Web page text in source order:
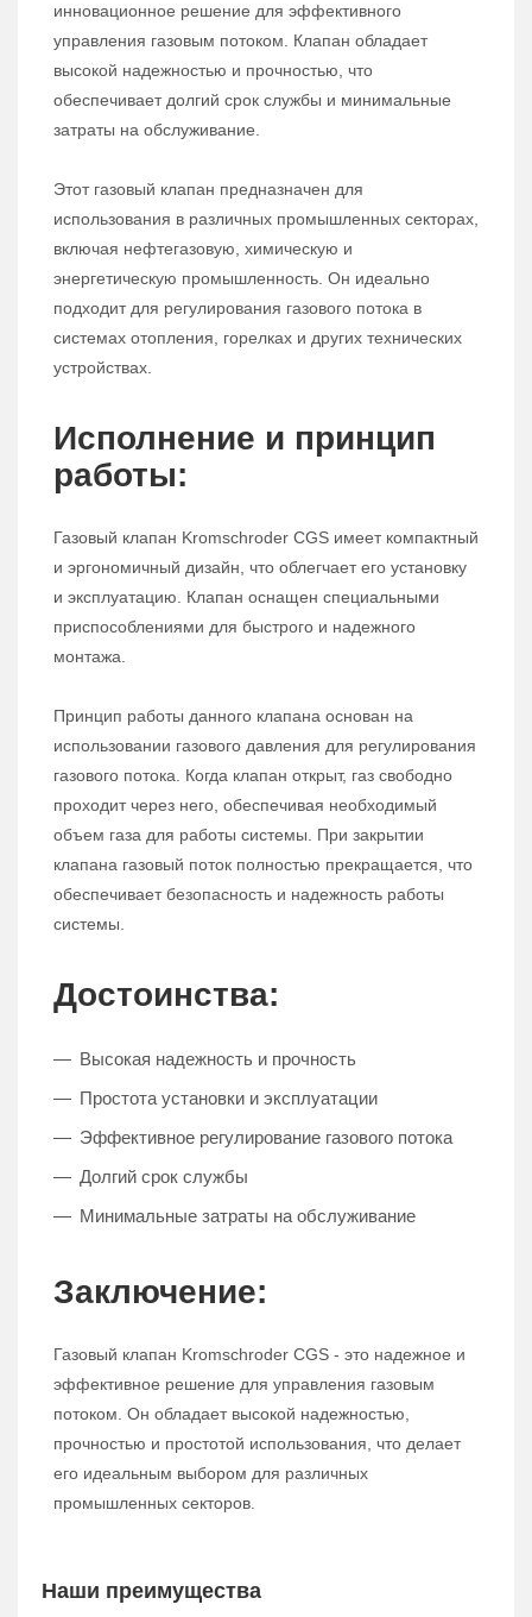
инновационное решение для эффективного
управления газовым потоком. Клапан обладает
высокой надежностью и прочностью, что
обеспечивает долгий срок службы и минимальные
затраты на обслуживание.
Этот газовый клапан предназначен для
использования в различных промышленных секторах,
включая нефтегазовую, химическую и
энергетическую промышленность. Он идеально
подходит для регулирования газового потока в
системах отопления, горелках и других технических
устройствах.
Исполнение и принцип
работы:
Газовый клапан Kromschroder CGS имеет компактный
и эргономичный дизайн, что облегчает его установку
и эксплуатацию. Клапан оснащен специальными
приспособлениями для быстрого и надежного
монтажа.
Принцип работы данного клапана основан на
использовании газового давления для регулирования
газового потока. Когда клапан открыт, газ свободно
проходит через него, обеспечивая необходимый
объем газа для работы системы. При закрытии
клапана газовый поток полностью прекращается, что
обеспечивает безопасность и надежность работы
системы.
Достоинства:
Высокая надежность и прочность
Простота установки и эксплуатации
Эффективное регулирование газового потока
Долгий срок службы
Минимальные затраты на обслуживание
Заключение:
Газовый клапан Kromschroder CGS - это надежное и
эффективное решение для управления газовым
потоком. Он обладает высокой надежностью,
прочностью и простотой использования, что делает
его идеальным выбором для различных
промышленных секторов.
Наши преимущества